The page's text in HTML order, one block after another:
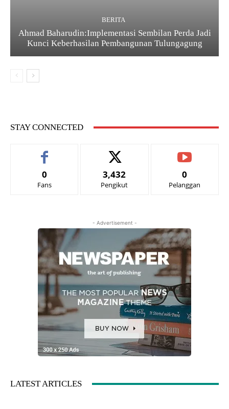
BERITA
Ahmad Baharudin:Implementasi Sembilan Perda Jadi
Kunci Keberhasilan Pembangunan Tulungagung
STAY CONNECTED
0
Fans
3,432
Pengikut
0
Pelanggan
- Advertisement -
LATEST ARTICLES